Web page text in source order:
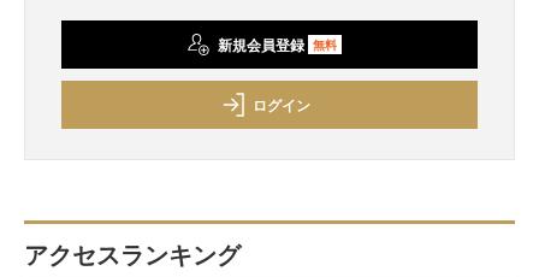
新規会員登録 無料
ログイン
アクセスランキング